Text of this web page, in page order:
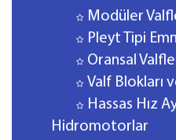
Modüler
Pleyt Tipi
Oransal
Valf Blokları
Hassas Hız
Hidromotorlar